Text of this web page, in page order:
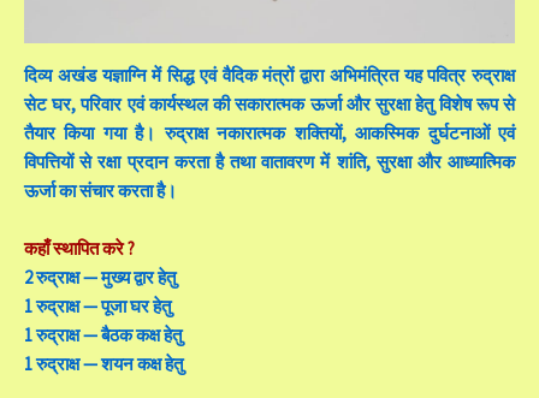
दिव्य अखंड यज्ञाग्नि में सिद्ध एवं वैदिक मंत्रों द्वारा अभिमंत्रित यह पवित्र रुद्राक्ष
सेट घर, परिवार एवं कार्यस्थल की सकारात्मक ऊर्जा और सुरक्षा हेतु विशेष रूप से
तैयार किया गया है। रुद्राक्ष नकारात्मक शक्तियों, आकस्मिक दुर्घटनाओं एवं
विपत्तियों से रक्षा प्रदान करता है तथा वातावरण में शांति, सुरक्षा और आध्यात्मिक
ऊर्जा का संचार करता है।
कहाँ स्थापित करे ?
2 रुद्राक्ष — मुख्य द्वार हेतु
1 रुद्राक्ष — पूजा घर हेतु
1 रुद्राक्ष — बैठक कक्ष हेतु
1 रुद्राक्ष — शयन कक्ष हेतु